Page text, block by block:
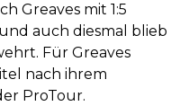
Greaves mit 1:5
auch diesmal blieb
Für Greaves
nach ihrem
ProTour.